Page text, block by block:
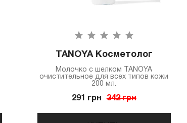
TANOYA Косметолог
Молочко с шелком TANOYA
очистительное для всех типов кожи
200 мл.
291 грн 342 грн